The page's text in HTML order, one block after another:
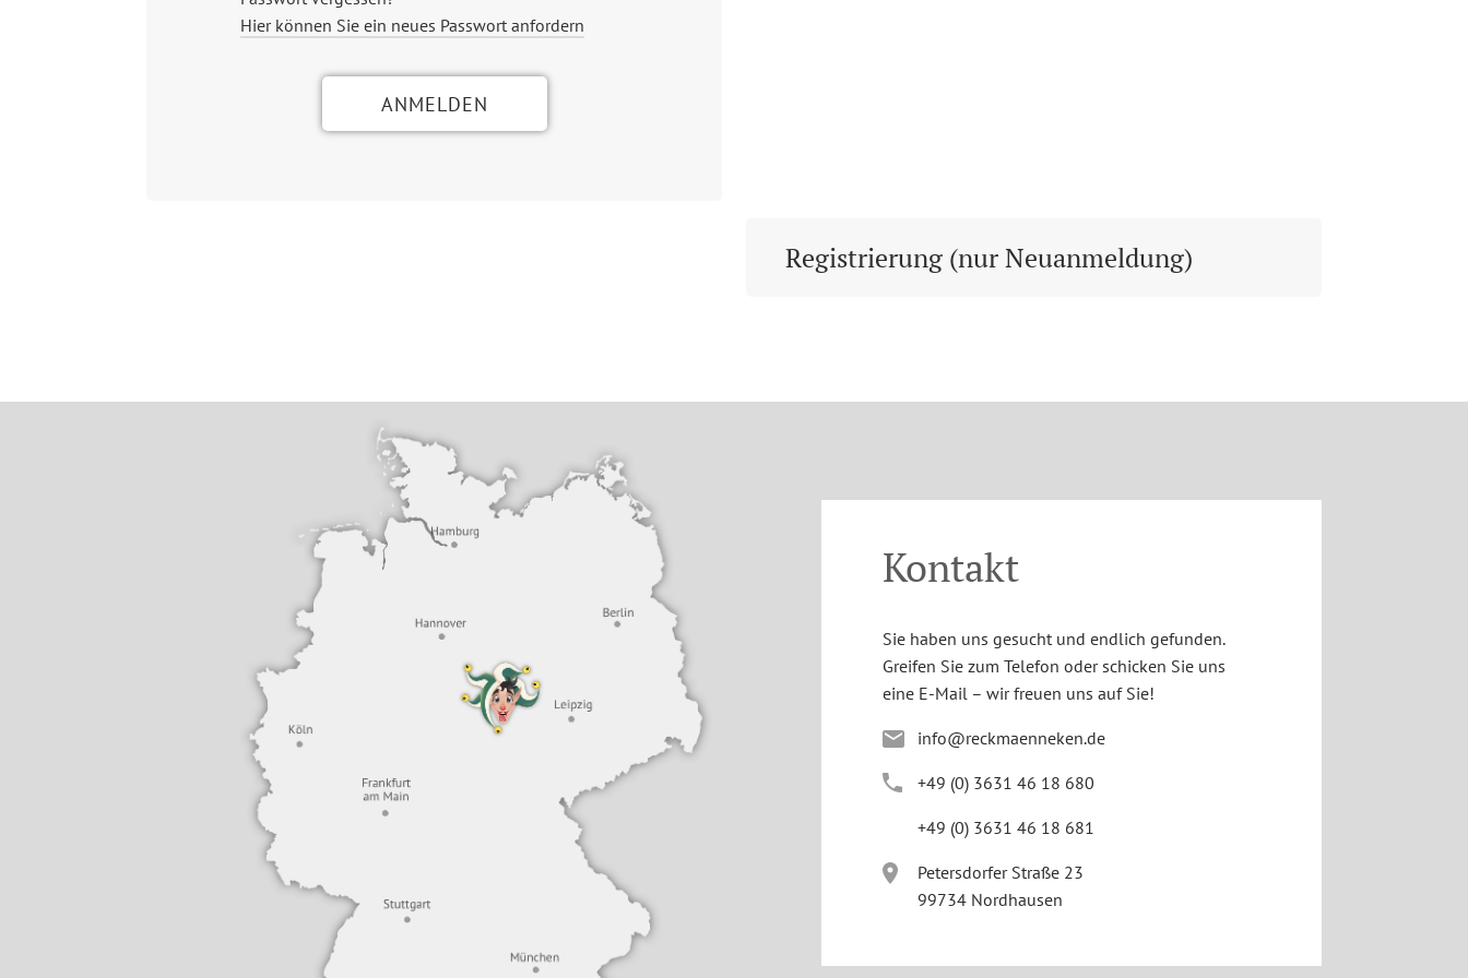
Hier können Sie ein neues Passwort anfordern
ANMELDEN
Registrierung (nur Neuanmeldung)
Kontakt
Sie haben uns gesucht und endlich gefunden.
Greifen Sie zum Telefon oder schicken Sie uns
eine E-Mail – wir freuen uns auf Sie!
info@reckmaenneken.de
+49 (0) 3631 46 1 8 680
+49 (0) 3631 46 1 8 681
Petersdorfer Straße 23
99734 Nordhausen